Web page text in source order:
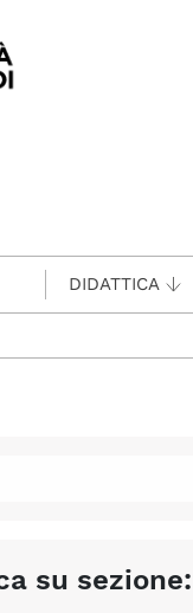
DIDATTICA
su sezione: